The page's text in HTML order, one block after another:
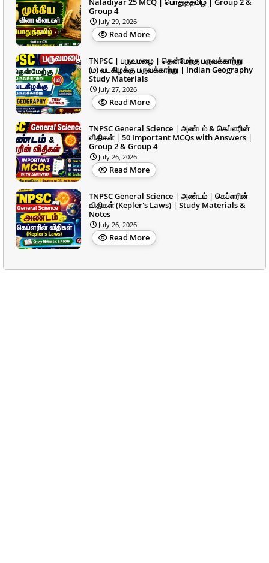
Group 4
July 29, 2026
Read More
TNPSC | பருவமழை | தென்மேற்கு பருவக்காற்று
(ம) வடகிழக்கு பருவக்காற்று | Indian Geography
Study Materials
July 27, 2026
Read More
TNPSC General Science | அண்டம் & கெப்ளரின்
விதிகள் | 50 Important MCQs with Answers |
Group 2 & Group 4
July 26, 2026
Read More
TNPSC General Science | அண்டம் | கெப்ளரின்
விதிகள் (Kepler's Laws) | Study Materials &
Notes
July 26, 2026
Read More